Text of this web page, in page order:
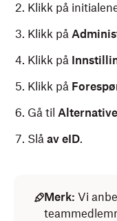
Klikk på
Klikk på
Klikk på
Klikk på
Gå til
Slå av eID.
Merk: Vi